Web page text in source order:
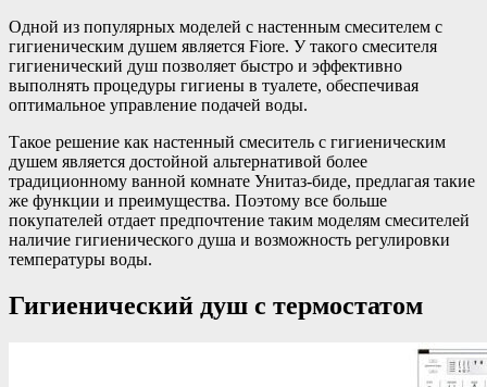
Одной из популярных моделей с настенным смесителем с
гигиеническим душем является Fiore. У такого смесителя
гигиенический душ позволяет быстро и эффективно
выполнять процедуры гигиены в туалете, обеспечивая
оптимальное управление подачей воды.
Такое решение как настенный смеситель с гигиеническим
душем является достойной альтернативой более
традиционному ванной комнате Унитаз-биде, предлагая такие
же функции и преимущества. Поэтому все больше
покупателей отдает предпочтение таким моделям смесителей
наличие гигиенического душа и возможность регулировки
температуры воды.
Гигиенический душ с термостатом